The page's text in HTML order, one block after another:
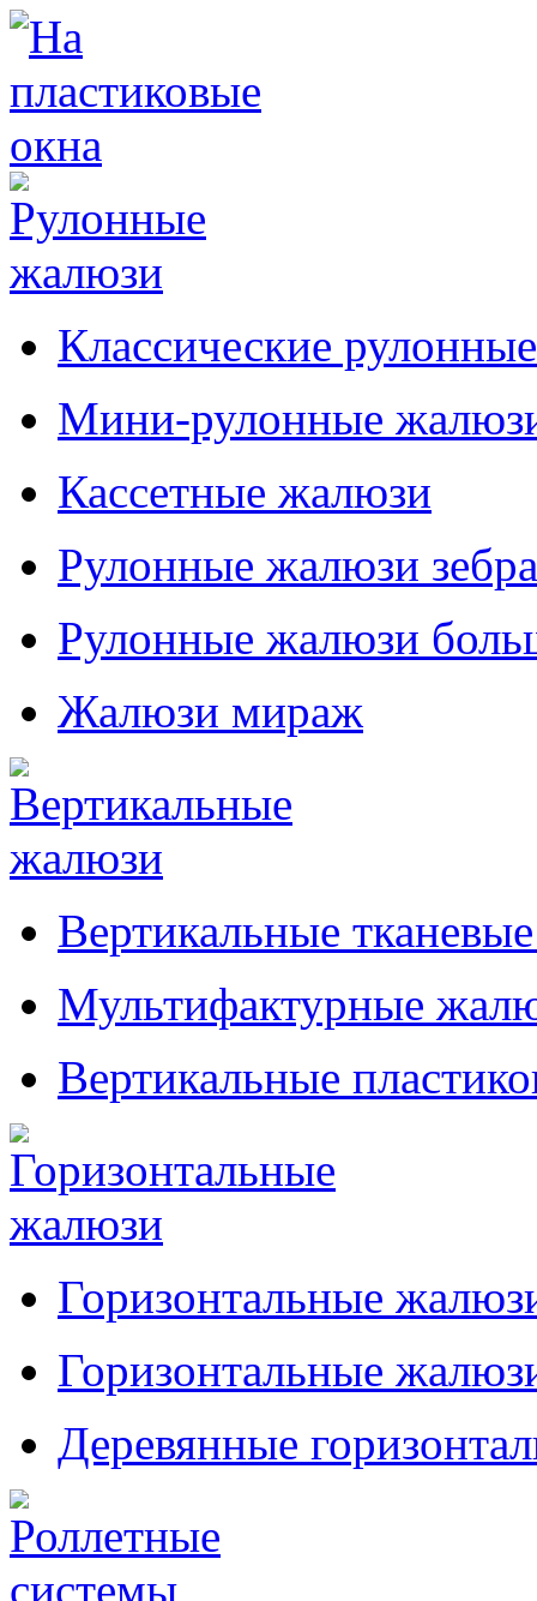
Классические
Мини-рулонные
Кассетные жалюзи
Рулонные жалюзи зебра
Рулонные жалюзи
Жалюзи мираж
Вертикальные
Мультифактурные
Вертикальные
Горизонтальные
Горизонтальные
Деревянные